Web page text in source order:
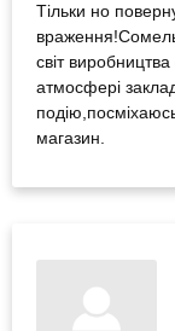
Тільки но
світ
атмосфері
магазин.